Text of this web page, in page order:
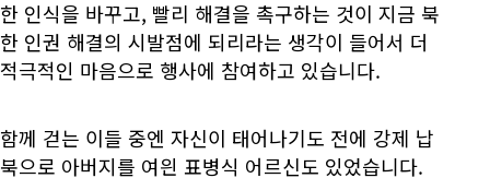
한 인식을 바꾸고, 빨리 해결을 촉구하는 것이 지금 북
한 인권 해결의 시발점에 되리라는 생각이 들어서 더
적극적인 마음으로 행사에 참여하고 있습니다.
함께 걷는 이들 중엔 자신이 태어나기도 전에 강제 납
북으로 아버지를 여읜 표병식 어르신도 있었습니다.